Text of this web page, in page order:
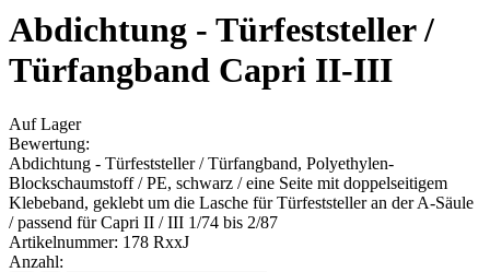
Abdichtung - Türfeststeller /
Türfangband Capri II-III
Auf Lager
Bewertung:
Abdichtung - Türfeststeller / Türfangband, Polyethylen-
Blockschaumstoff / PE, schwarz / eine Seite mit doppelseitigem
Klebeband, geklebt um die Lasche für Türfeststeller an der A-Säule
/ passend für Capri II / III 1/74 bis 2/87
Artikelnummer: 178 RxxJ
Anzahl: